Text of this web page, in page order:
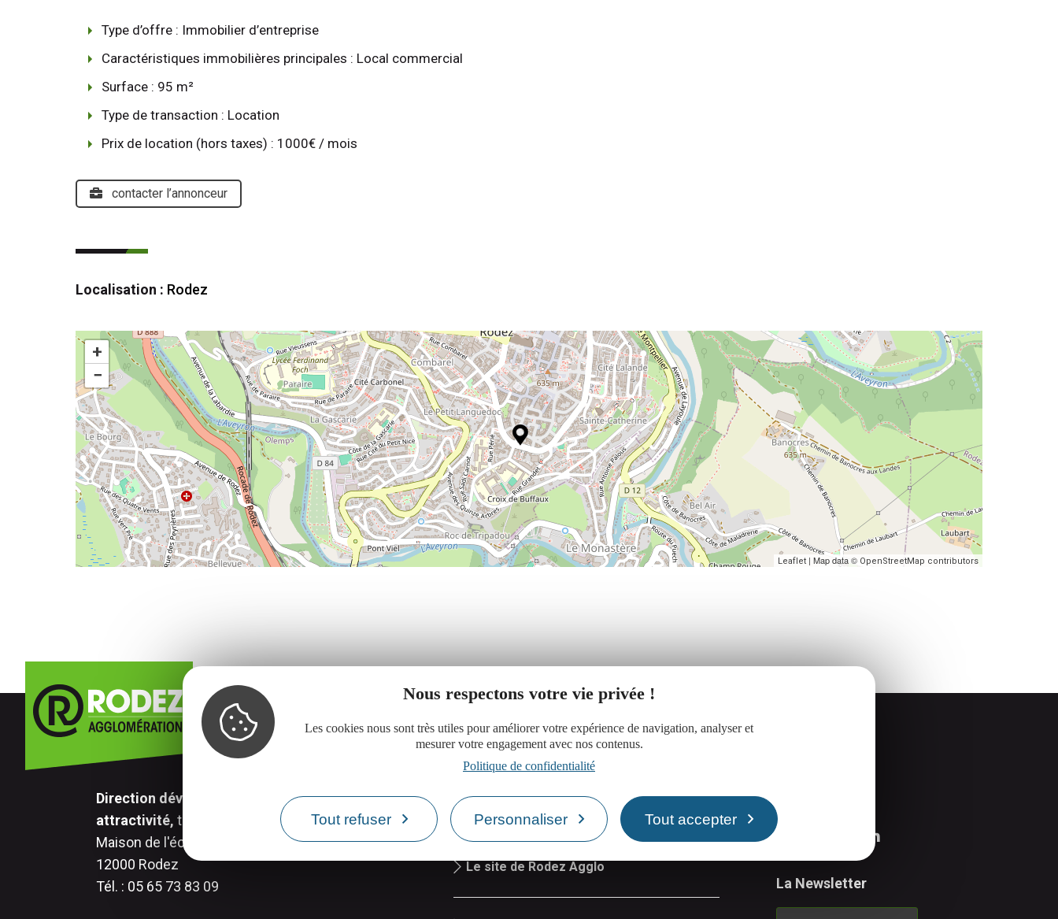
Nous respectons votre vie privée !
Les cookies nous sont très utiles pour améliorer votre expérience de navigation, analyser et
mesurer votre engagement avec nos contenus.
Politique de confidentialité
Tout refuser Personnaliser Tout accepter
Type d’offre : Immobilier d’entreprise
Caractéristiques immobilières principales : Local commercial
Surface : 95 m²
Type de transaction : Location
Prix de location (hors taxes) : 1000€ / mois
contacter l’annonceur
Localisation : Rodez
+
−
Leaflet | Map data © OpenStreetMap contributors
Direction développement économique,
attractivité, transition numérique.
Maison de l'économie - 17 rue Aristide Briand
12000 Rodez
Tél. : 05 65 73 83 09
Réserver une salle de réunion
Le site de Rodez Agglo
La Newsletter